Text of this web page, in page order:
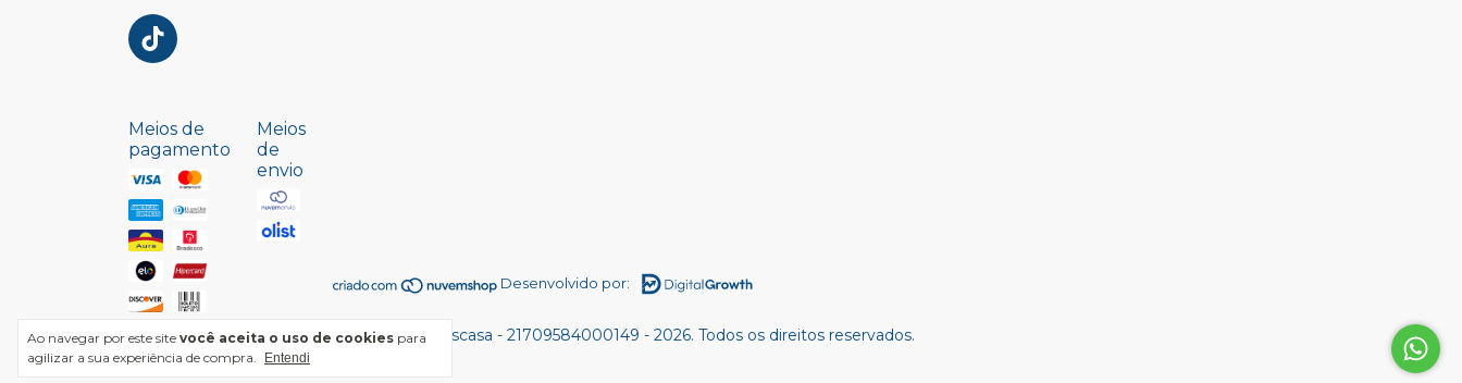
Ao navegar por este site você aceita o uso de cookies para
agilizar a sua experiência de compra.
Entendi
Meios de
pagamento
Meios
de
envio
Desenvolvido por:
Copyright Rmaiscasa - 21709584000149 - 2026. Todos os direitos reservados.